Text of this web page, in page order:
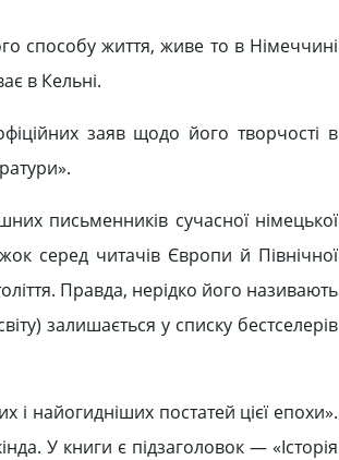
способу життя, живе то в Німеччині
в Кельні.
заяв щодо його творчості в
письменників сучасної німецької
серед читачів Європи й Північної
Правда, нерідко його називають
залишається у списку бестселерів
і найогидніших постатей цієї епохи».
У книги є підзаголовок — «Історія